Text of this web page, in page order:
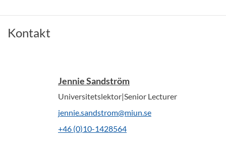
Kontakt
Jennie Sandström
Universitetslektor|Senior Lecturer
jennie.sandstrom@miun.se
+46 (0)10-1428564